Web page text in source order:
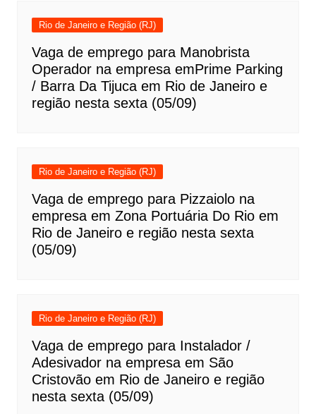
Rio de Janeiro e Região (RJ)
Vaga de emprego para Manobrista
Operador na empresa emPrime Parking
/ Barra Da Tijuca em Rio de Janeiro e
região nesta sexta (05/09)
Rio de Janeiro e Região (RJ)
Vaga de emprego para Pizzaiolo na
empresa em Zona Portuária Do Rio em
Rio de Janeiro e região nesta sexta
(05/09)
Rio de Janeiro e Região (RJ)
Vaga de emprego para Instalador /
Adesivador na empresa em São
Cristovão em Rio de Janeiro e região
nesta sexta (05/09)